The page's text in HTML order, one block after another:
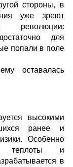
стороны, в
уже зреют
революции:
для
попали в поле
оставалась
высокими
ранее и
Особенно
теплоты и
в